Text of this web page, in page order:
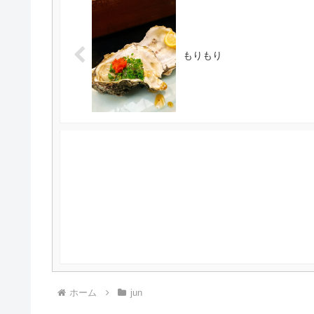
もりもり
ホーム jun